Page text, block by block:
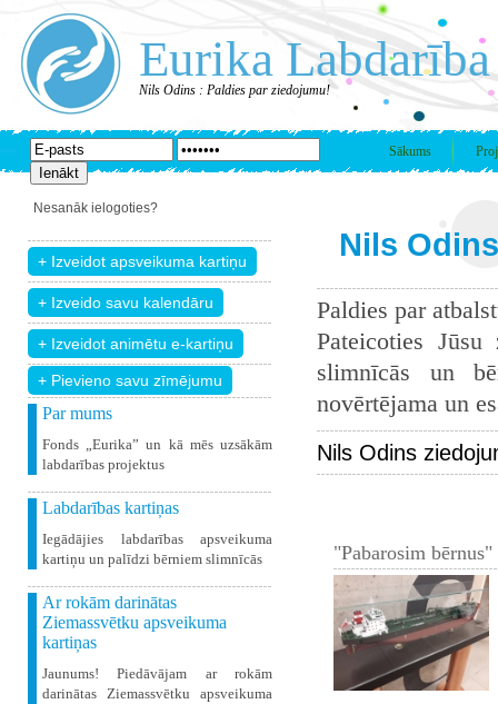
Eurika Labdarība
Nils Odins : Paldies par ziedojumu!
Sākums
Nesanāk ielogoties?
+ Pievieno savu zīmējumu
Par mums
Fonds „Eurika” un kā mēs uzsākām
labdarības projektus
Labdarības kartiņas
Iegādājies labdarības apsveikuma
kartiņu un palīdzi bērniem slimnīcās
Ar rokām darinātas
Ziemassvētku apsveikuma
kartiņas
Jaunums! Piedāvājam ar rokām
darinātas Ziemassvētku apsveikuma
Nils
Paldies par
Pateicoties
slimnīcās un
novērtējama un
Nils Odins
"Pabarosim